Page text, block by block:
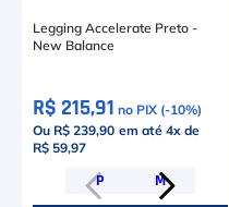
Legging Accelerate Preto -
New Balance
R$ 215,91 no PIX (-10%)
Ou R$ 239,90 em até 4x de
R$ 59,97
P M